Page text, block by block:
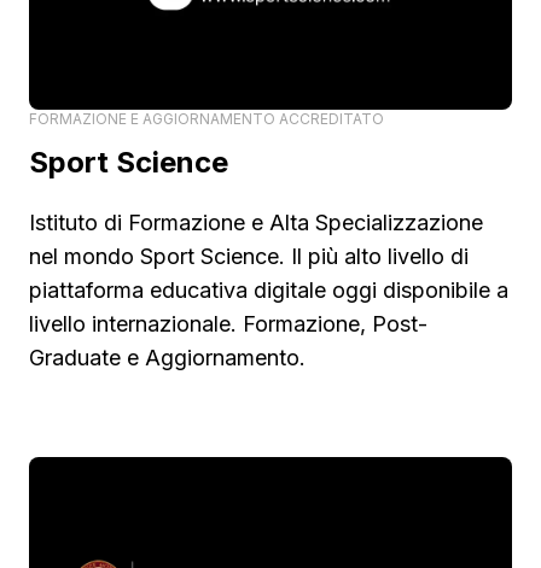
FORMAZIONE E AGGIORNAMENTO ACCREDITATO
Sport Science
Istituto di Formazione e Alta Specializzazione
nel mondo Sport Science. Il più alto livello di
piattaforma educativa digitale oggi disponibile a
livello internazionale. Formazione, Post-
Graduate e Aggiornamento.